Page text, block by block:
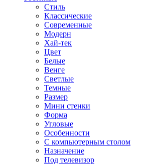
Стиль
Классические
Современные
Модерн
Хай-тек
Цвет
Белые
Венге
Светлые
Темные
Размер
Мини стенки
Форма
Угловые
Особенности
С компьютерным столом
Назначение
Под телевизор